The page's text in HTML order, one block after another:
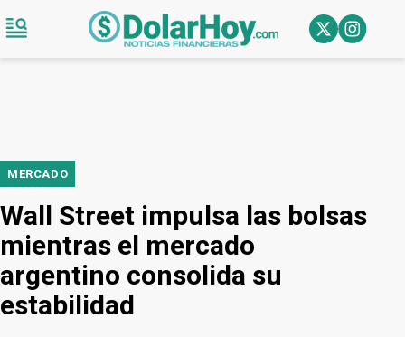
MERCADO
Wall Street impulsa las bolsas
mientras el mercado
argentino consolida su
estabilidad